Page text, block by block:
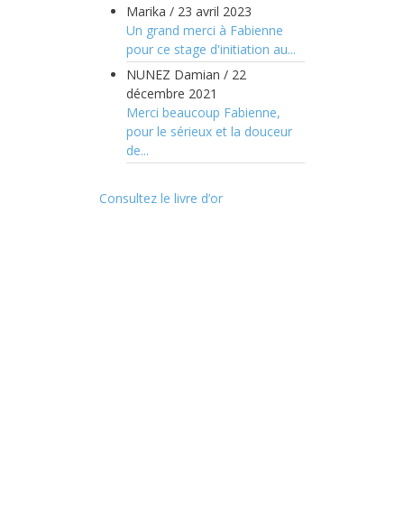
Marika / 23 avril 2023
Un grand merci à Fabienne
pour ce stage d'initiation au...
NUNEZ Damian / 22
décembre 2021
Merci beaucoup Fabienne,
pour le sérieux et la douceur
de...
Consultez le livre d’or